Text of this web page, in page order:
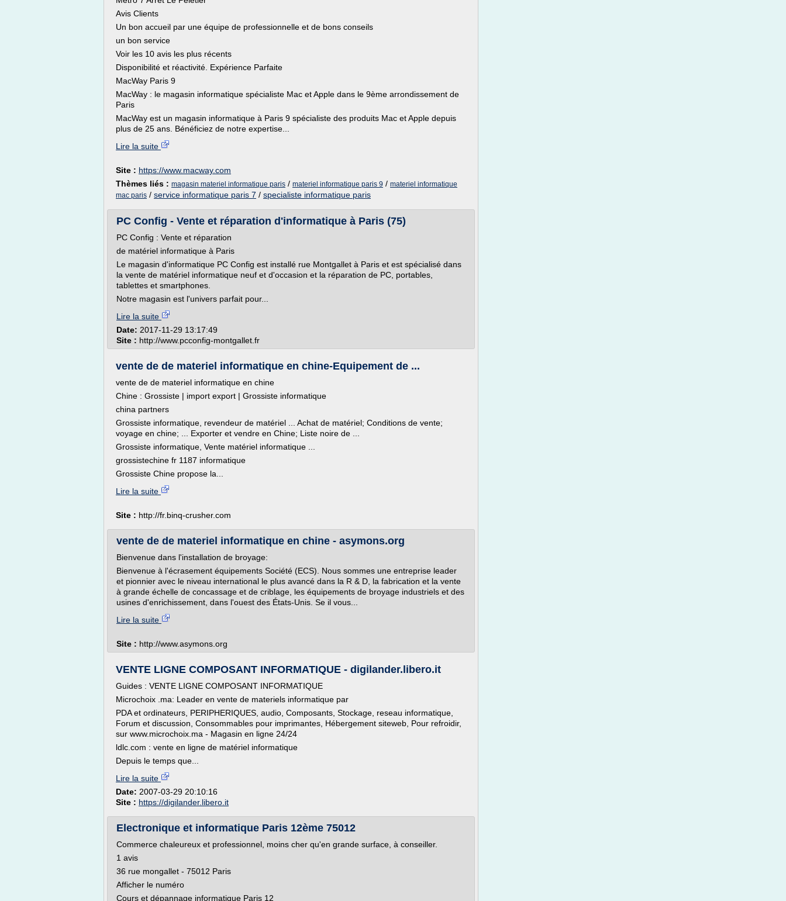
Avis Clients
Un bon accueil par une équipe de professionnelle et de bons conseils
un bon service
Voir les 10 avis les plus récents
Disponibilité et réactivité. Expérience Parfaite
MacWay Paris 9
MacWay : le magasin informatique spécialiste Mac et Apple dans le 9ème arrondissement de
Paris
MacWay est un magasin informatique à Paris 9 spécialiste des produits Mac et Apple depuis
plus de 25 ans. Bénéficiez de notre expertise...
Lire la suite
Site : https://www.macway.com
Thèmes liés : magasin materiel informatique paris / materiel informatique paris 9 / materiel informatique
mac paris / service informatique paris 7 / specialiste informatique paris
PC Config - Vente et réparation d'informatique à Paris (75)
PC Config : Vente et réparation
de matériel informatique à Paris
Le magasin d'informatique PC Config est installé rue Montgallet à Paris et est spécialisé dans
la vente de matériel informatique neuf et d'occasion et la réparation de PC, portables,
tablettes et smartphones.
Notre magasin est l'univers parfait pour...
Lire la suite
Date: 2017-11-29 13:17:49
Site : http://www.pcconfig-montgallet.fr
vente de de materiel informatique en chine-Equipement de ...
vente de de materiel informatique en chine
Chine : Grossiste | import export | Grossiste informatique
china partners
Grossiste informatique, revendeur de matériel ... Achat de matériel; Conditions de vente;
voyage en chine; ... Exporter et vendre en Chine; Liste noire de ...
Grossiste informatique, Vente matériel informatique ...
grossistechine fr 1187 informatique
Grossiste Chine propose la...
Lire la suite
Site : http://fr.binq-crusher.com
vente de de materiel informatique en chine - asymons.org
Bienvenue dans l'installation de broyage:
Bienvenue à l'écrasement équipements Société (ECS). Nous sommes une entreprise leader
et pionnier avec le niveau international le plus avancé dans la R & D, la fabrication et la vente
à grande échelle de concassage et de criblage, les équipements de broyage industriels et des
usines d'enrichissement, dans l'ouest des États-Unis. Se il vous...
Lire la suite
Site : http://www.asymons.org
VENTE LIGNE COMPOSANT INFORMATIQUE - digilander.libero.it
Guides : VENTE LIGNE COMPOSANT INFORMATIQUE
Microchoix .ma: Leader en vente de materiels informatique par
PDA et ordinateurs, PERIPHERIQUES, audio, Composants, Stockage, reseau informatique,
Forum et discussion, Consommables pour imprimantes, Hébergement siteweb, Pour refroidir,
sur www.microchoix.ma - Magasin en ligne 24/24
ldlc.com : vente en ligne de matériel informatique
Depuis le temps que...
Lire la suite
Date: 2007-03-29 20:10:16
Site : https://digilander.libero.it
Electronique et informatique Paris 12ème 75012
Commerce chaleureux et professionnel, moins cher qu'en grande surface, à conseiller.
1 avis
36 rue mongallet - 75012 Paris
Afficher le numéro
Cours et dépannage informatique Paris 12